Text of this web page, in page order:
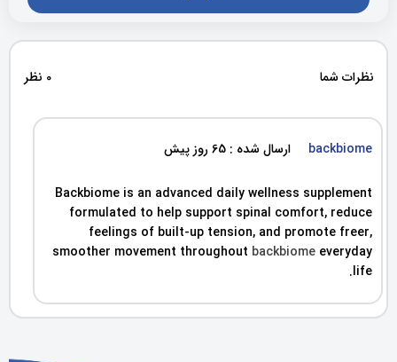
نظرات شما 0 نظر
backbiome ارسال شده : 65 روز پیش
Backbiome is an advanced daily wellness supplement
formulated to help support spinal comfort, reduce
feelings of built-up tension, and promote freer,
smoother movement throughout backbiome everyday
life.